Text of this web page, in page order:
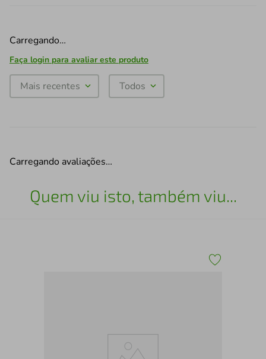
Carregando…
Faça login para avaliar este produto
Mais recentes Todos
Carregando avaliações…
Quem viu isto, também viu...